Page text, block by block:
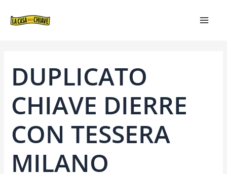
DUPLICATO
CHIAVE DIERRE
CON TESSERA
MILANO
ARTICOLI